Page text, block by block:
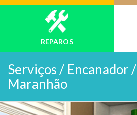
REPAROS
Serviços / Encanador
Maranhão